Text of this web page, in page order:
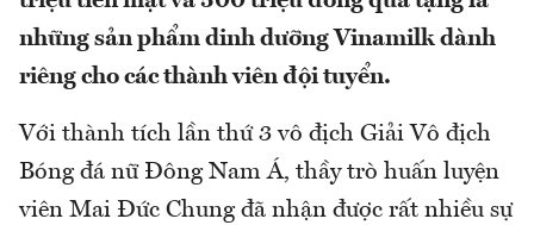
những sản phẩm dinh dưỡng Vinamilk dành
riêng cho các thành viên đội tuyển.
Với thành tích lần thứ 3 vô địch Giải Vô địch
Bóng đá nữ Đông Nam Á, thầy trò huấn luyện
viên Mai Đức Chung đã nhận được rất nhiều sự